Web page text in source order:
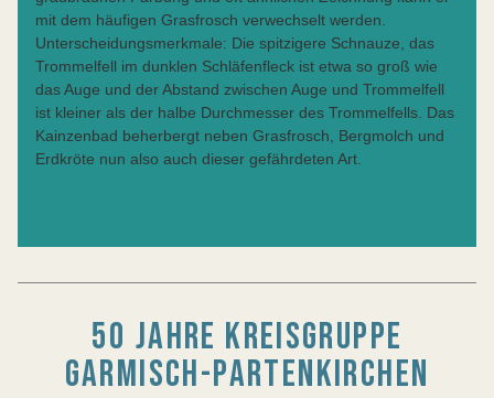
mit dem häufigen Grasfrosch verwechselt werden.
Unterscheidungsmerkmale: Die spitzigere Schnauze, das
Trommelfell im dunklen Schläfenfleck ist etwa so groß wie
das Auge und der Abstand zwischen Auge und Trommelfell
ist kleiner als der halbe Durchmesser des Trommelfells. Das
Kainzenbad beherbergt neben Grasfrosch, Bergmolch und
Erdkröte nun also auch dieser gefährdeten Art.
50 JAHRE KREISGRUPPE
GARMISCH-PARTENKIRCHEN